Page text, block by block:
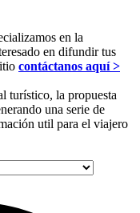
en la
en difundir tus
contáctanos aquí >
turístico, la propuesta
una serie de
util para el viajero